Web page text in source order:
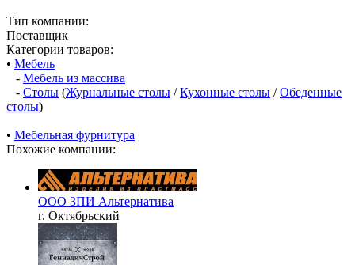
Тип компании:
Поставщик
Категории товаров:
• Мебель
- Мебель из массива
- Столы (Журнальные столы /Кухонные столы /Обеденные
столы)
• Мебельная фурнитура
Похожие компании:
ООО ЗПИ Альтернатива
г. Октябрьский